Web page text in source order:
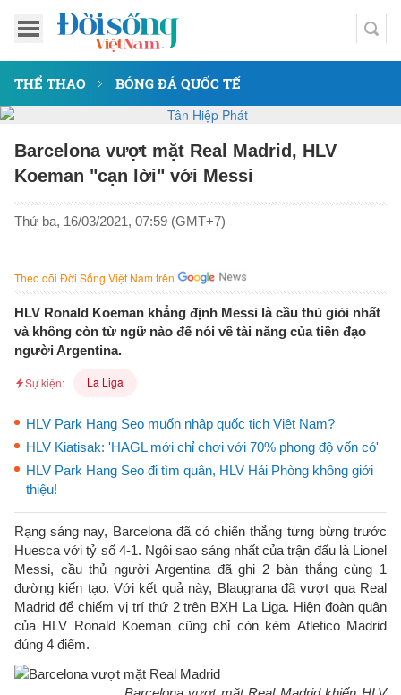
THỂ THAO BÓNG ĐÁ QUỐC TẾ
Barcelona vượt mặt Real Madrid, HLV
Koeman "cạn lời" với Messi
Thứ ba, 16/03/2021, 07:59 (GMT+7)
Theo dõi Đời Sống Việt Nam trên
HLV Ronald Koeman khẳng định Messi là cầu thủ giỏi nhất
và không còn từ ngữ nào để nói về tài năng của tiền đạo
người Argentina.
Sự kiện: La Liga
HLV Park Hang Seo muốn nhập quốc tịch Việt Nam?
HLV Kiatisak: 'HAGL mới chỉ chơi với 70% phong độ vốn có'
HLV Park Hang Seo đi tìm quân, HLV Hải Phòng không giới
thiệu!
Rạng sáng nay, Barcelona đã có chiến thắng tưng bừng trước
Huesca với tỷ số 4-1. Ngôi sao sáng nhất của trận đấu là Lionel
Messi, cầu thủ người Argentina đã ghi 2 bàn thắng cùng 1
đường kiến tạo. Với kết quả này, Blaugrana đã vượt qua Real
Madrid để chiếm vị trí thứ 2 trên BXH La Liga. Hiện đoàn quân
của HLV Ronald Koeman cũng chỉ còn kém Atletico Madrid
đúng 4 điểm.